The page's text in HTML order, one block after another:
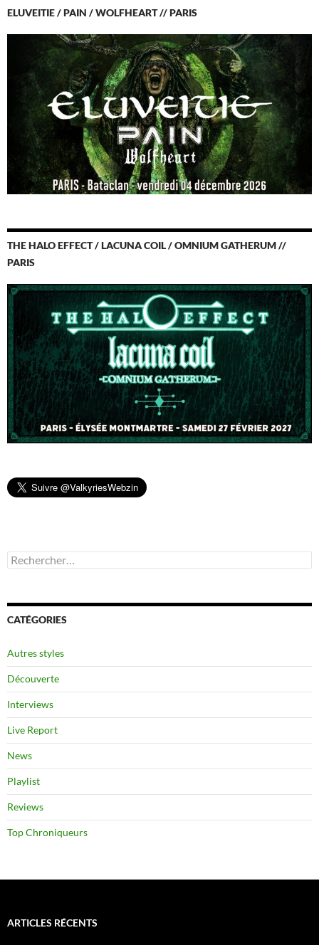
ELUVEITIE / PAIN / WOLFHEART // PARIS
THE HALO EFFECT / LACUNA COIL / OMNIUM GATHERUM //
PARIS
Rechercher :
CATÉGORIES
Autres styles
Découverte
Interviews
Live Report
News
Playlist
Reviews
Top Chroniqueurs
ARTICLES RÉCENTS